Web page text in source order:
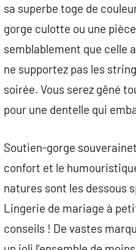
sa superbe toge de
gorge culotte ou une
semblablement que celle
ne supportez pas les
soirée. Vous serez gêné
pour une dentelle qui
Soutien-gorge
confort et le
natures sont les dessous
Lingerie de mariage à
conseils ! De vastes